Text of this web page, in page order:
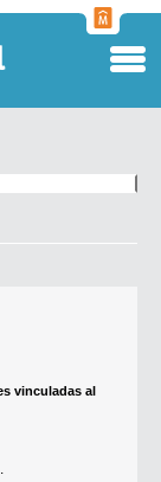
vinculadas al